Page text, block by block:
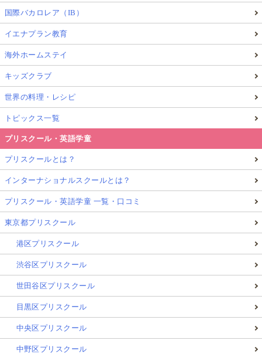
国際バカロレア（IB）
イエナプラン教育
海外ホームステイ
キッズクラブ
世界の料理・レシピ
トピックス一覧
プリスクール・英語学童
プリスクールとは？
インターナショナルスクールとは？
プリスクール・英語学童 一覧・口コミ
東京都プリスクール
港区プリスクール
渋谷区プリスクール
世田谷区プリスクール
目黒区プリスクール
中央区プリスクール
中野区プリスクール